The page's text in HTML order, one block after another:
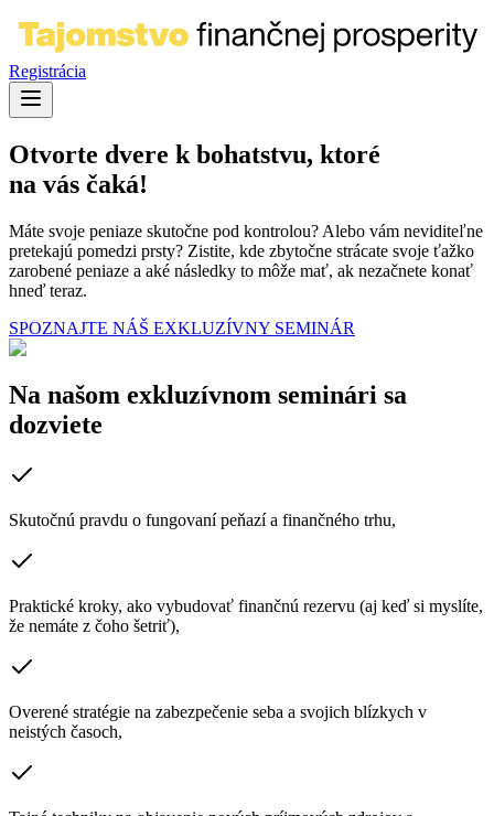
Registrácia
Otvorte dvere k bohatstvu, ktoré
na vás čaká!
Máte svoje peniaze skutočne pod kontrolou? Alebo vám neviditeľne
pretekajú pomedzi prsty? Zistite, kde zbytočne strácate svoje ťažko
zarobené peniaze a aké následky to môže mať, ak nezačnete konať
hneď teraz.
SPOZNAJTE NÁŠ EXKLUZÍVNY SEMINÁR
Na našom exkluzívnom seminári sa
dozviete
Skutočnú pravdu o fungovaní peňazí a finančného trhu,
Praktické kroky, ako vybudovať finančnú rezervu (aj keď si myslíte,
že nemáte z čoho šetriť),
Overené stratégie na zabezpečenie seba a svojich blízkych v
neistých časoch,